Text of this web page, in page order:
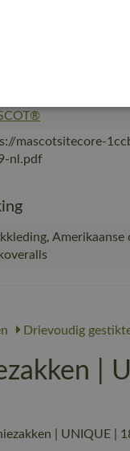
polyester/30% lyocell
Amerikaanse
en installatie, Weg-
mascotsitecore-
nl.pdf
Amerikaanse
Drievoudig
|
| UNIQUE |